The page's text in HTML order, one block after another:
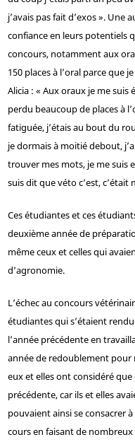
j’avais pas fait d’exos ». Une
confiance en leurs potentiels
concours, notamment aux
150 places à l’oral parce que
Alicia : « Aux oraux je me suis
perdu beaucoup de places à
fatiguée, j’étais au bout du
je dormais à moitié debout,
trouver mes mots, je me suis
suis dit que véto c’est,
Ces étudiantes et ces
deuxième année de
même ceux et celles qui
d’agronomie.
L’échec au concours
étudiantes qui s’étaient
l’année précédente en
année de redoublement pour
eux et elles ont considéré
précédente, car ils et elles
pouvaient ainsi se consacrer
cours en faisant de nombreux